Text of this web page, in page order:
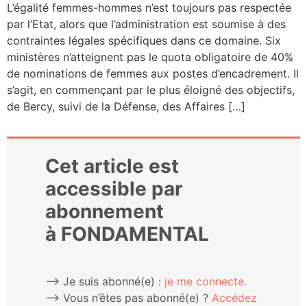
L’é­ga­li­té femmes-hommes n’est tou­jours pas res­pec­tée
par l’E­tat, alors que l’ad­mi­nis­tra­tion est sou­mise à des
contraintes légales spé­ci­fiques dans ce domaine. Six
minis­tères n’at­teignent pas le quo­ta obli­ga­toire de 40%
de nomi­na­tions de femmes aux postes d’en­ca­dre­ment. Il
s’a­git, en com­men­çant par le plus éloi­gné des objec­tifs,
de Ber­cy, sui­vi de la Défense, des Affaires […]
Cet article est
accessible par
abonnement
à FONDAMENTAL
⟶ Je suis abonné(e) : je me connecte.
⟶ Vous n’êtes pas abonné(e) ? Accé­dez